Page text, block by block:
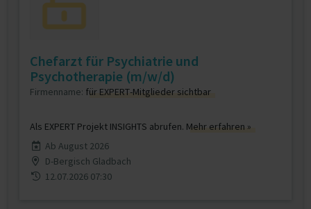
Chefarzt für Psychiatrie und
Psychotherapie (m/w/d)
Firmenname: für EXPERT-Mitglieder sichtbar
Als EXPERT Projekt INSIGHTS abrufen. Mehr erfahren »
Ab August 2026
D-Bergisch Gladbach
12.07.2026 07:30